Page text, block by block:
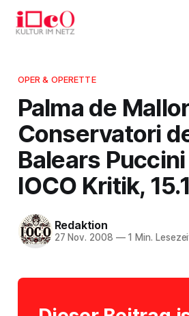
OPER & OPERETTE
Palma de
Conservatori
Balears
IOCO Kritik,
Redaktion
27 Nov. 2008 —1 Min.